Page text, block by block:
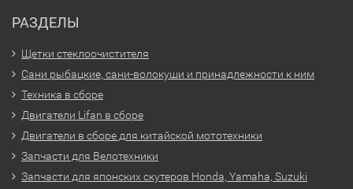
РАЗДЕЛЫ
Щетки стеклоочистителя
Сани рыбацкие, сани-волокуши и принадлежности к ним
Техника в сборе
Двигатели Lifan в сборе
Двигатели в сборе для китайской мототехники
Запчасти для Велотехники
Запчасти для японских скутеров Honda, Yamaha, Suzuki